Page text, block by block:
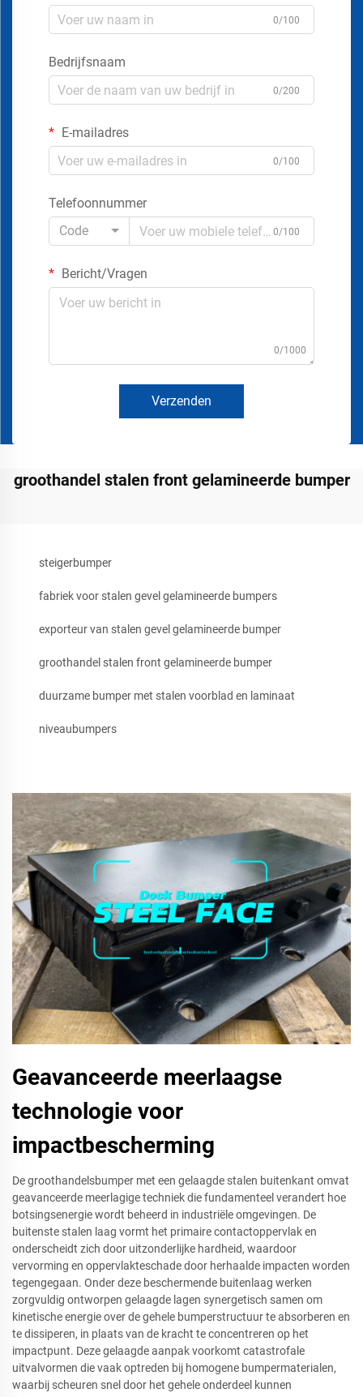
0/100
Bedrijfsnaam
0/200
E-mailadres
0/100
Telefoonnummer
Code
0/100
Bericht/Vragen
0/1000
Verzenden
groothandel stalen front gelamineerde bumper
steigerbumper
fabriek voor stalen gevel gelamineerde bumpers
exporteur van stalen gevel gelamineerde bumper
groothandel stalen front gelamineerde bumper
duurzame bumper met stalen voorblad en laminaat
niveaubumpers
Geavanceerde meerlaagse
technologie voor
impactbescherming
De groothandelsbumper met een gelaagde stalen buitenkant omvat
geavanceerde meerlagige techniek die fundamenteel verandert hoe
botsingsenergie wordt beheerd in industriële omgevingen. De
buitenste stalen laag vormt het primaire contactoppervlak en
onderscheidt zich door uitzonderlijke hardheid, waardoor
vervorming en oppervlakteschade door herhaalde impacten worden
tegengegaan. Onder deze beschermende buitenlaag werken
zorgvuldig ontworpen gelaagde lagen synergetisch samen om
kinetische energie over de gehele bumperstructuur te absorberen en
te dissiperen, in plaats van de kracht te concentreren op het
impactpunt. Deze gelaagde aanpak voorkomt catastrofale
uitvalvormen die vaak optreden bij homogene bumpermaterialen,
waarbij scheuren snel door het gehele onderdeel kunnen